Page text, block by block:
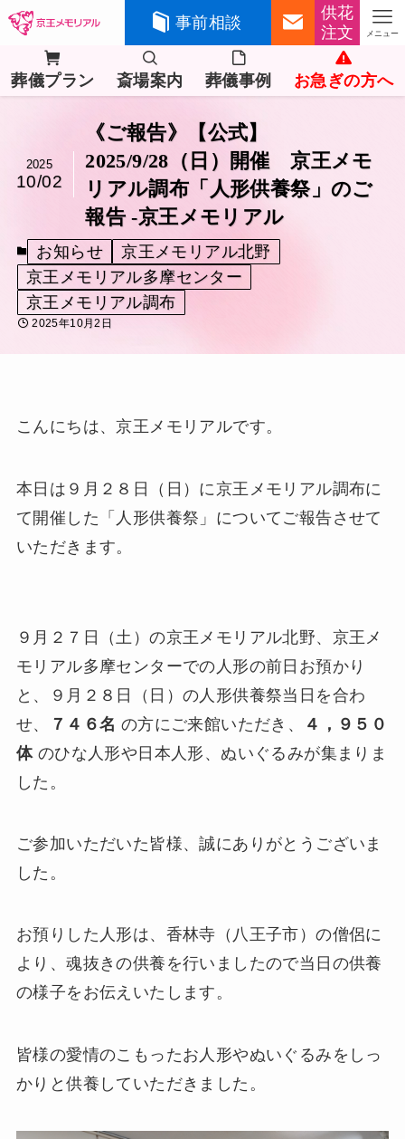
事前相談
供花
注文
メニュー
葬儀プラン 斎場案内 葬儀事例 お急ぎの方へ
《ご報告》【公式】
2025/9/28（日）開催 京王メモ
リアル調布「人形供養祭」のご
報告 -京王メモリアル
2025
10/02
お知らせ
京王メモリアル北野
京王メモリアル多摩センター
京王メモリアル調布
2025年10月2日
こんにちは、京王メモリアルです。
本日は９月２８日（日）に京王メモリアル調布に
て開催した「人形供養祭」についてご報告させて
いただきます。
９月２７日（土）の京王メモリアル北野、京王メ
モリアル多摩センターでの人形の前日お預かり
と、９月２８日（日）の人形供養祭当日を合わ
せ、
７４６名 の方にご来館いただき、
４，９５０
体のひな人形や日本人形、ぬいぐるみが集まりま
した。
ご参加いただいた皆様、誠にありがとうございま
した。
お預りした人形は、香林寺（八王子市）の僧侶に
より、魂抜きの供養を行いましたので当日の供養
の様子をお伝えいたします。
皆様の愛情のこもったお人形やぬいぐるみをしっ
かりと供養していただきました。